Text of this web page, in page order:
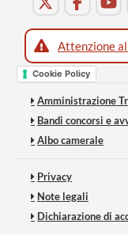
Attenzione
Cookie Policy
Amministrazione
Bandi concorsi e
Albo camerale
Privacy
Note legali
Dichiarazione di